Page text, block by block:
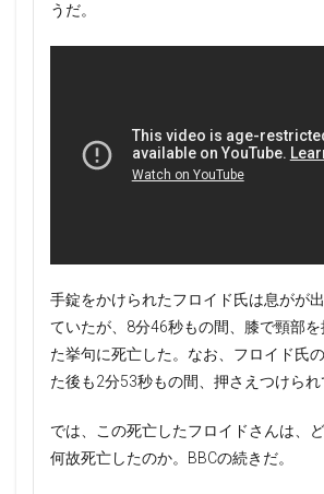
うだ。
手錠をかけられたフロイド氏は息がが
ていたが、8分46秒もの間、膝で頸部
た挙句に死亡した。なお、フロイド氏
た後も2分53秒もの間、押さえつけられ
では、この死亡したフロイドさんは、
何故死亡したのか。BBCの続きだ。